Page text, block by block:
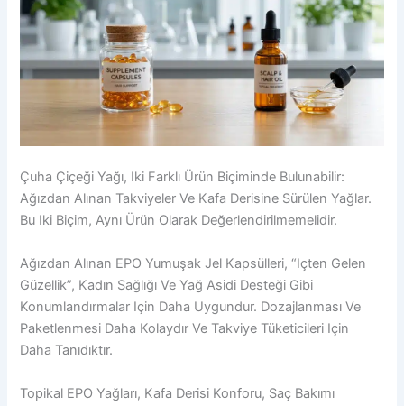
Çuha Çiçeği Yağı, Iki Farklı Ürün Biçiminde Bulunabilir:
Ağızdan Alınan Takviyeler Ve Kafa Derisine Sürülen Yağlar.
Bu Iki Biçim, Aynı Ürün Olarak Değerlendirilmemelidir.
Ağızdan Alınan EPO Yumuşak Jel Kapsülleri, “içten Gelen
Güzellik”, Kadın Sağlığı Ve Yağ Asidi Desteği Gibi
Konumlandırmalar Için Daha Uygundur. Dozajlanması Ve
Paketlenmesi Daha Kolaydır Ve Takviye Tüketicileri Için
Daha Tanıdıktır.
Topikal EPO Yağları, Kafa Derisi Konforu, Saç Bakımı